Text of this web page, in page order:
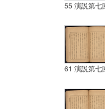
55 演説第七
61 演説第七